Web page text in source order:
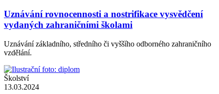
Uznávání rovnocennosti a nostrifikace vysvědčení
vydaných zahraničními školami
Uznávání základního, středního či vyššího odborného zahraničního
vzdělání.
Školství
13.03.2024